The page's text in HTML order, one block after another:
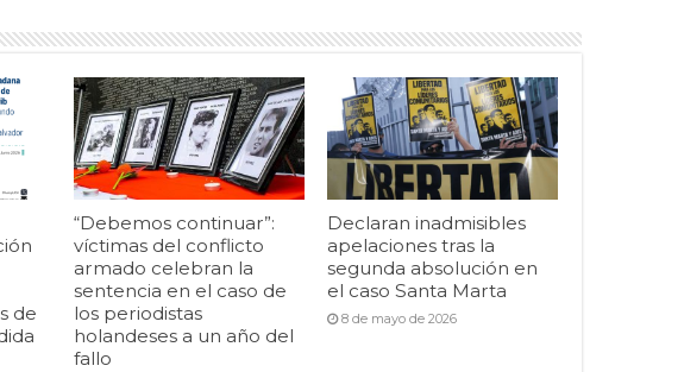
de
“Debemos continuar”:
víctimas del conflicto
armado celebran la
sentencia en el caso de
los periodistas
holandeses a un año del
fallo
Declaran inadmisibles
apelaciones tras la
segunda absolución en
el caso Santa Marta
8 de mayo de 2026